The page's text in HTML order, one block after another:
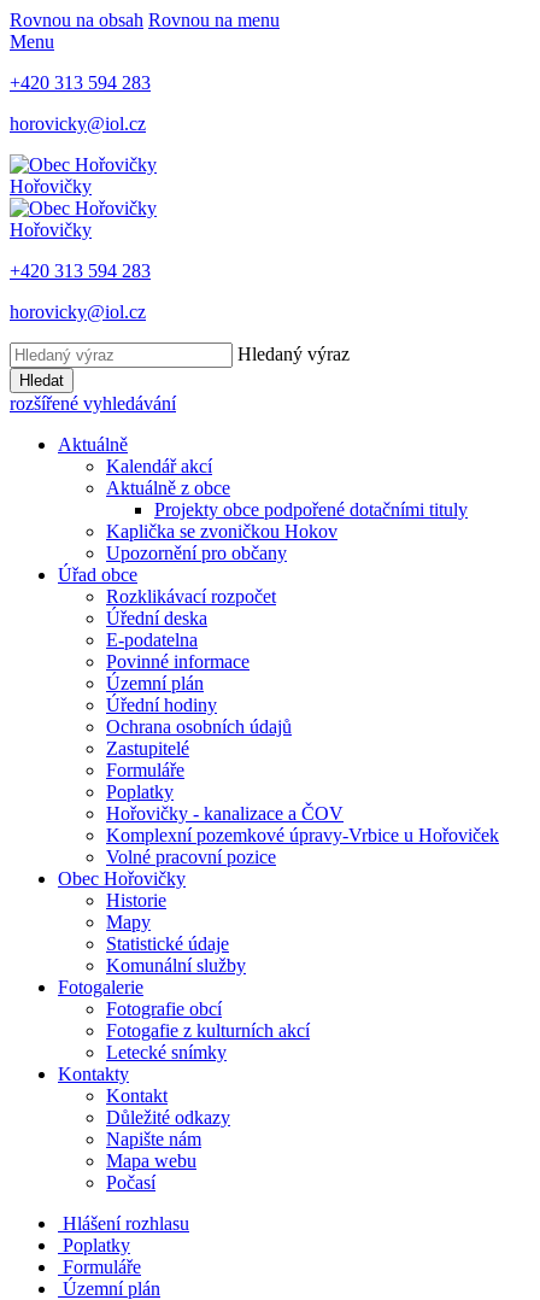
Rovnou na obsah Rovnou na menu
Menu
+420 313 594 283
horovicky@iol.cz
Hořovičky
Hořovičky
+420 313 594 283
horovicky@iol.cz
Hledaný výraz
Hledat
rozšířené vyhledávání
Aktuálně
Kalendář akcí
Aktuálně z obce
Projekty obce podpořené dotačními tituly
Kaplička se zvoničkou Hokov
Upozornění pro občany
Úřad obce
Rozklikávací rozpočet
Úřední deska
E-podatelna
Povinné informace
Územní plán
Úřední hodiny
Ochrana osobních údajů
Zastupitelé
Formuláře
Poplatky
Hořovičky - kanalizace a ČOV
Komplexní pozemkové úpravy-Vrbice u Hořoviček
Volné pracovní pozice
Obec Hořovičky
Historie
Mapy
Statistické údaje
Komunální služby
Fotogalerie
Fotografie obcí
Fotogafie z kulturních akcí
Letecké snímky
Kontakty
Kontakt
Důležité odkazy
Napište nám
Mapa webu
Počasí
Hlášení rozhlasu
Poplatky
Formuláře
Územní plán